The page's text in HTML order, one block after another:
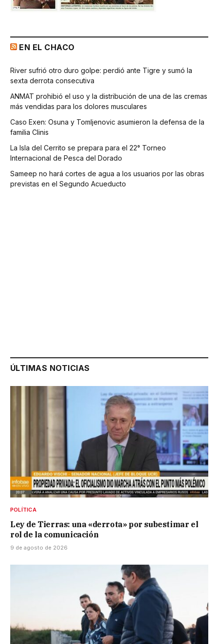
EN EL CHACO
River sufrió otro duro golpe: perdió ante Tigre y sumó la
sexta derrota consecutiva
ANMAT prohibió el uso y la distribución de una de las cremas
más vendidas para los dolores musculares
Caso Exen: Osuna y Tomljenovic asumieron la defensa de la
familia Clinis
La Isla del Cerrito se prepara para el 22° Torneo
Internacional de Pesca del Dorado
Sameep no hará cortes de agua a los usuarios por las obras
previstas en el Segundo Acueducto
ÚLTIMAS NOTICIAS
POLÍTICA
Ley de Tierras: una «derrota» por subestimar el
rol de la comunicación
9 de agosto de 2026